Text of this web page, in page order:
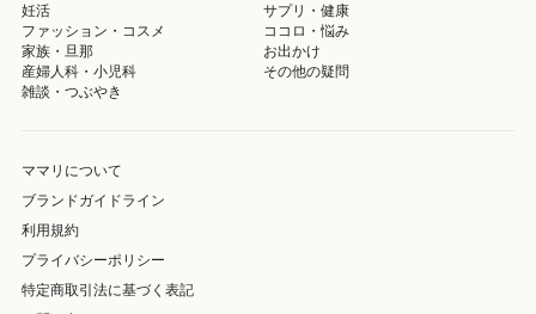
妊活
サプリ・健康
ファッション・コスメ
ココロ・悩み
家族・旦那
お出かけ
産婦人科・小児科
その他の疑問
雑談・つぶやき
ママリについて
ブランドガイドライン
利用規約
プライバシーポリシー
特定商取引法に基づく表記